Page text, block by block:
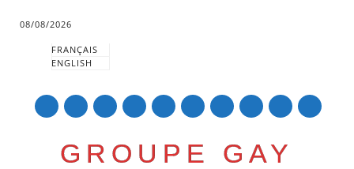
08/08/2026
FRANÇAIS
ENGLISH
GROUPE GAY